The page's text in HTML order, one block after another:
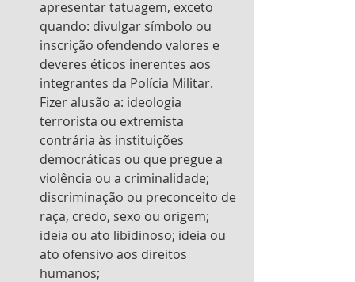
apresentar tatuagem, exceto
quando: divulgar símbolo ou
inscrição ofendendo valores e
deveres éticos inerentes aos
integrantes da Polícia Militar.
Fizer alusão a: ideologia
terrorista ou extremista
contrária às instituições
democráticas ou que pregue a
violência ou a criminalidade;
discriminação ou preconceito de
raça, credo, sexo ou origem;
ideia ou ato libidinoso; ideia ou
ato ofensivo aos direitos
humanos;